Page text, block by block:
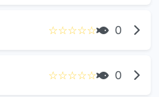
☆☆☆☆☆ 0
☆☆☆☆☆ 0